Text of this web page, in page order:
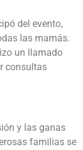
del evento,
las mamás.
un llamado
consultas
y las ganas
familias se